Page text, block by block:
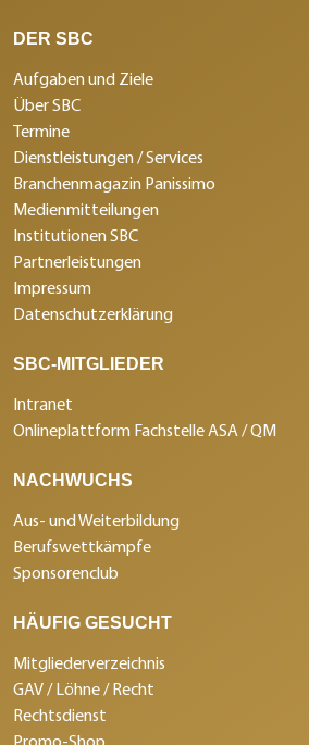
DER SBC
Aufgaben und Ziele
Über SBC
Termine
Dienstleistungen / Services
Branchenmagazin Panissimo
Medienmitteilungen
Institutionen SBC
Partnerleistungen
Impressum
Datenschutzerklärung
SBC-MITGLIEDER
Intranet
Onlineplattform Fachstelle ASA / QM
NACHWUCHS
Aus- und Weiterbildung
Berufswettkämpfe
Sponsorenclub
HÄUFIG GESUCHT
Mitgliederverzeichnis
GAV / Löhne / Recht
Rechtsdienst